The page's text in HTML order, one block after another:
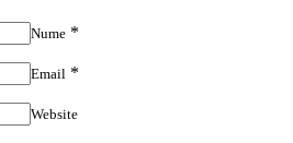
Nume *
Email *
Website